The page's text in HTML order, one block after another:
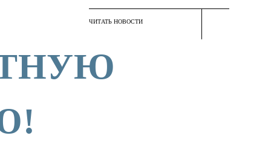
ЧИТАТЬ НОВОСТИ